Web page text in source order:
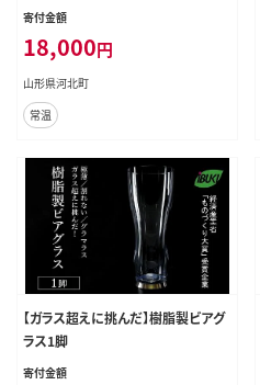
寄付金額
18,000円
山形県河北町
常温
【ガラス超えに挑んだ】樹脂製ビアグ
ラス1脚
寄付金額